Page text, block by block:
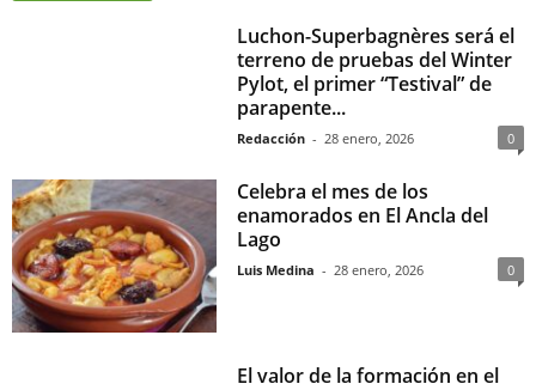
Luchon-Superbagnères será el
terreno de pruebas del Winter
Pylot, el primer “Testival” de
parapente...
Redacción - 28 enero, 2026 0
Celebra el mes de los
enamorados en El Ancla del
Lago
Luis Medina - 28 enero, 2026 0
El valor de la formación en el